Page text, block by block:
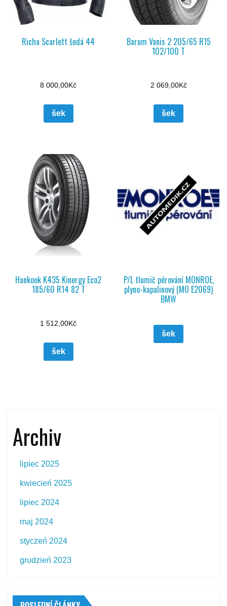
Richa Scarlett šedá 44
8 000,00Kč
šek
Barum Vanis 2 205/65 R15
102/100 T
2 069,00Kč
šek
Hankook K435 Kinergy Eco2
185/60 R14 82 T
1 512,00Kč
šek
P/L tlumič pérování MONROE,
plyno-kapalinový (MO E2069)
BMW
šek
Archiv
lipiec 2025
kwiecień 2025
lipiec 2024
maj 2024
styczeń 2024
grudzień 2023